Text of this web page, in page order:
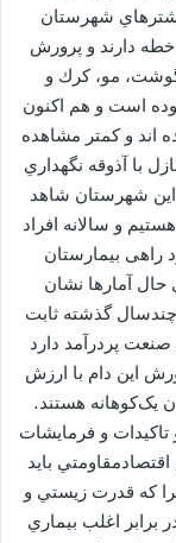
شترهاي شهرستان
دارند و پرورش
گوشت، مو، كرك و
است و هم اكنون
اند و كمتر مشاهده
با آذوقه نگهداري
شهرستان شاهد
و سالانه افراد
راهی بیمارستان
آمارها نشان
گذشته ثابت
پردرآمد دارد
اين دام با ارزش
یک‌کوهانه هستند.
و فرمايشات
بايد
كه قدرت زيستي و
برابر اغلب بيماري